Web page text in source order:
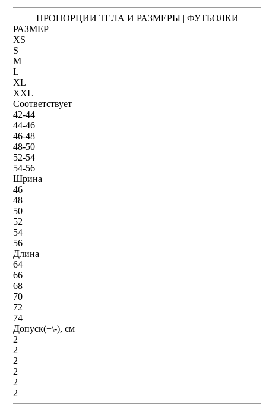
ПРОПОРЦИИ ТЕЛА И РАЗМЕРЫ | ФУТБОЛКИ
РАЗМЕР
XS
S
M
L
XL
XXL
Соответствует
42-44
44-46
46-48
48-50
52-54
54-56
Шрина
46
48
50
52
54
56
Длина
64
66
68
70
72
74
Допуск(+\-), см
2
2
2
2
2
2